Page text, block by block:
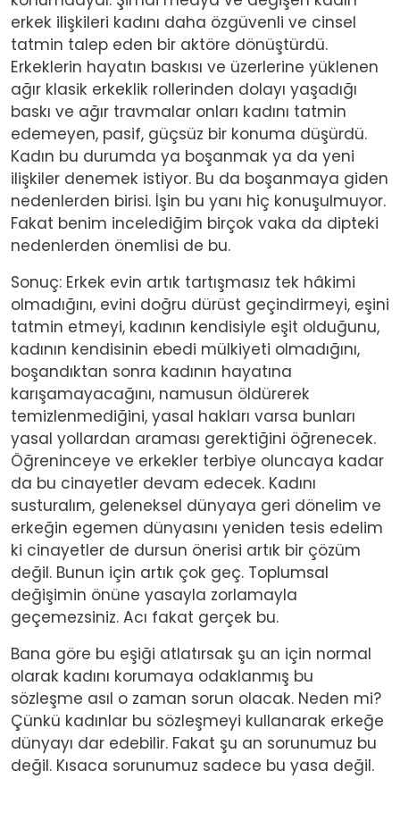
erkek ilişkileri kadını daha özgüvenli ve cinsel
tatmin talep eden bir aktöre dönüştürdü.
Erkeklerin hayatın baskısı ve üzerlerine yüklenen
ağır klasik erkeklik rollerinden dolayı yaşadığı
baskı ve ağır travmalar onları kadını tatmin
edemeyen, pasif, güçsüz bir konuma düşürdü.
Kadın bu durumda ya boşanmak ya da yeni
ilişkiler denemek istiyor. Bu da boşanmaya giden
nedenlerden birisi. İşin bu yanı hiç konuşulmuyor.
Fakat benim incelediğim birçok vaka da dipteki
nedenlerden önemlisi de bu.
Sonuç: Erkek evin artık tartışmasız tek hâkimi
olmadığını, evini doğru dürüst geçindirmeyi, eşini
tatmin etmeyi, kadının kendisiyle eşit olduğunu,
kadının kendisinin ebedi mülkiyeti olmadığını,
boşandıktan sonra kadının hayatına
karışamayacağını, namusun öldürerek
temizlenmediğini, yasal hakları varsa bunları
yasal yollardan araması gerektiğini öğrenecek.
Öğreninceye ve erkekler terbiye oluncaya kadar
da bu cinayetler devam edecek. Kadını
susturalım, geleneksel dünyaya geri dönelim ve
erkeğin egemen dünyasını yeniden tesis edelim
ki cinayetler de dursun önerisi artık bir çözüm
değil. Bunun için artık çok geç. Toplumsal
değişimin önüne yasayla zorlamayla
geçemezsiniz. Acı fakat gerçek bu.
Bana göre bu eşiği atlatırsak şu an için normal
olarak kadını korumaya odaklanmış bu
sözleşme asıl o zaman sorun olacak. Neden mi?
Çünkü kadınlar bu sözleşmeyi kullanarak erkeğe
dünyayı dar edebilir. Fakat şu an sorunumuz bu
değil. Kısaca sorunumuz sadece bu yasa değil.